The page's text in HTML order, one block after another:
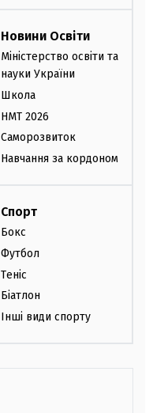
Новини Освіти
Міністерство освіти та
науки України
Школа
НМТ 2026
Саморозвиток
Навчання за кордоном
Спорт
Бокс
Футбол
Теніс
Біатлон
Інші види спорту